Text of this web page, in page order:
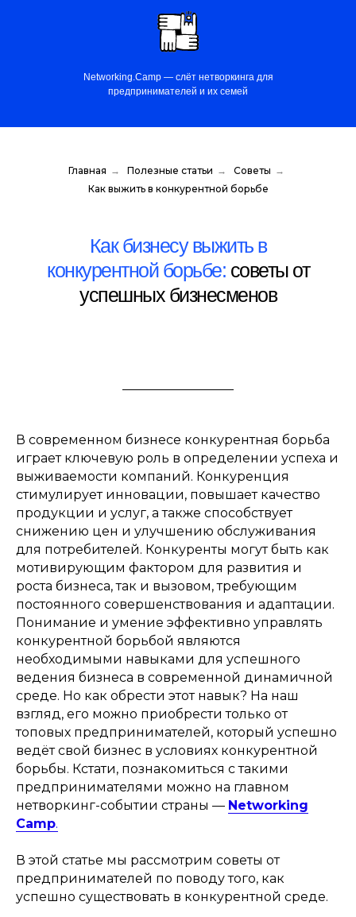
Networking.Camp — слёт нетворкинга для
предпринимателей и их семей
Главная → Полезные статьи → Советы →
Как выжить в конкурентной борьбе
Как бизнесу выжить в
конкурентной борьбе: советы от
успешных бизнесменов
В современном бизнесе конкурентная борьба
играет ключевую роль в определении успеха и
выживаемости компаний. Конкуренция
стимулирует инновации, повышает качество
продукции и услуг, а также способствует
снижению цен и улучшению обслуживания
для потребителей. Конкуренты могут быть как
мотивирующим фактором для развития и
роста бизнеса, так и вызовом, требующим
постоянного совершенствования и адаптации.
Понимание и умение эффективно управлять
конкурентной борьбой являются
необходимыми навыками для успешного
ведения бизнеса в современной динамичной
среде. Но как обрести этот навык? На наш
взгляд, его можно приобрести только от
топовых предпринимателей, который успешно
ведёт свой бизнес в условиях конкурентной
борьбы. Кстати, познакомиться с такими
предпринимателями можно на главном
нетворкинг-событии страны — Networking
Camp.
В этой статье мы рассмотрим советы от
предпринимателей по поводу того, как
успешно существовать в конкурентной среде.